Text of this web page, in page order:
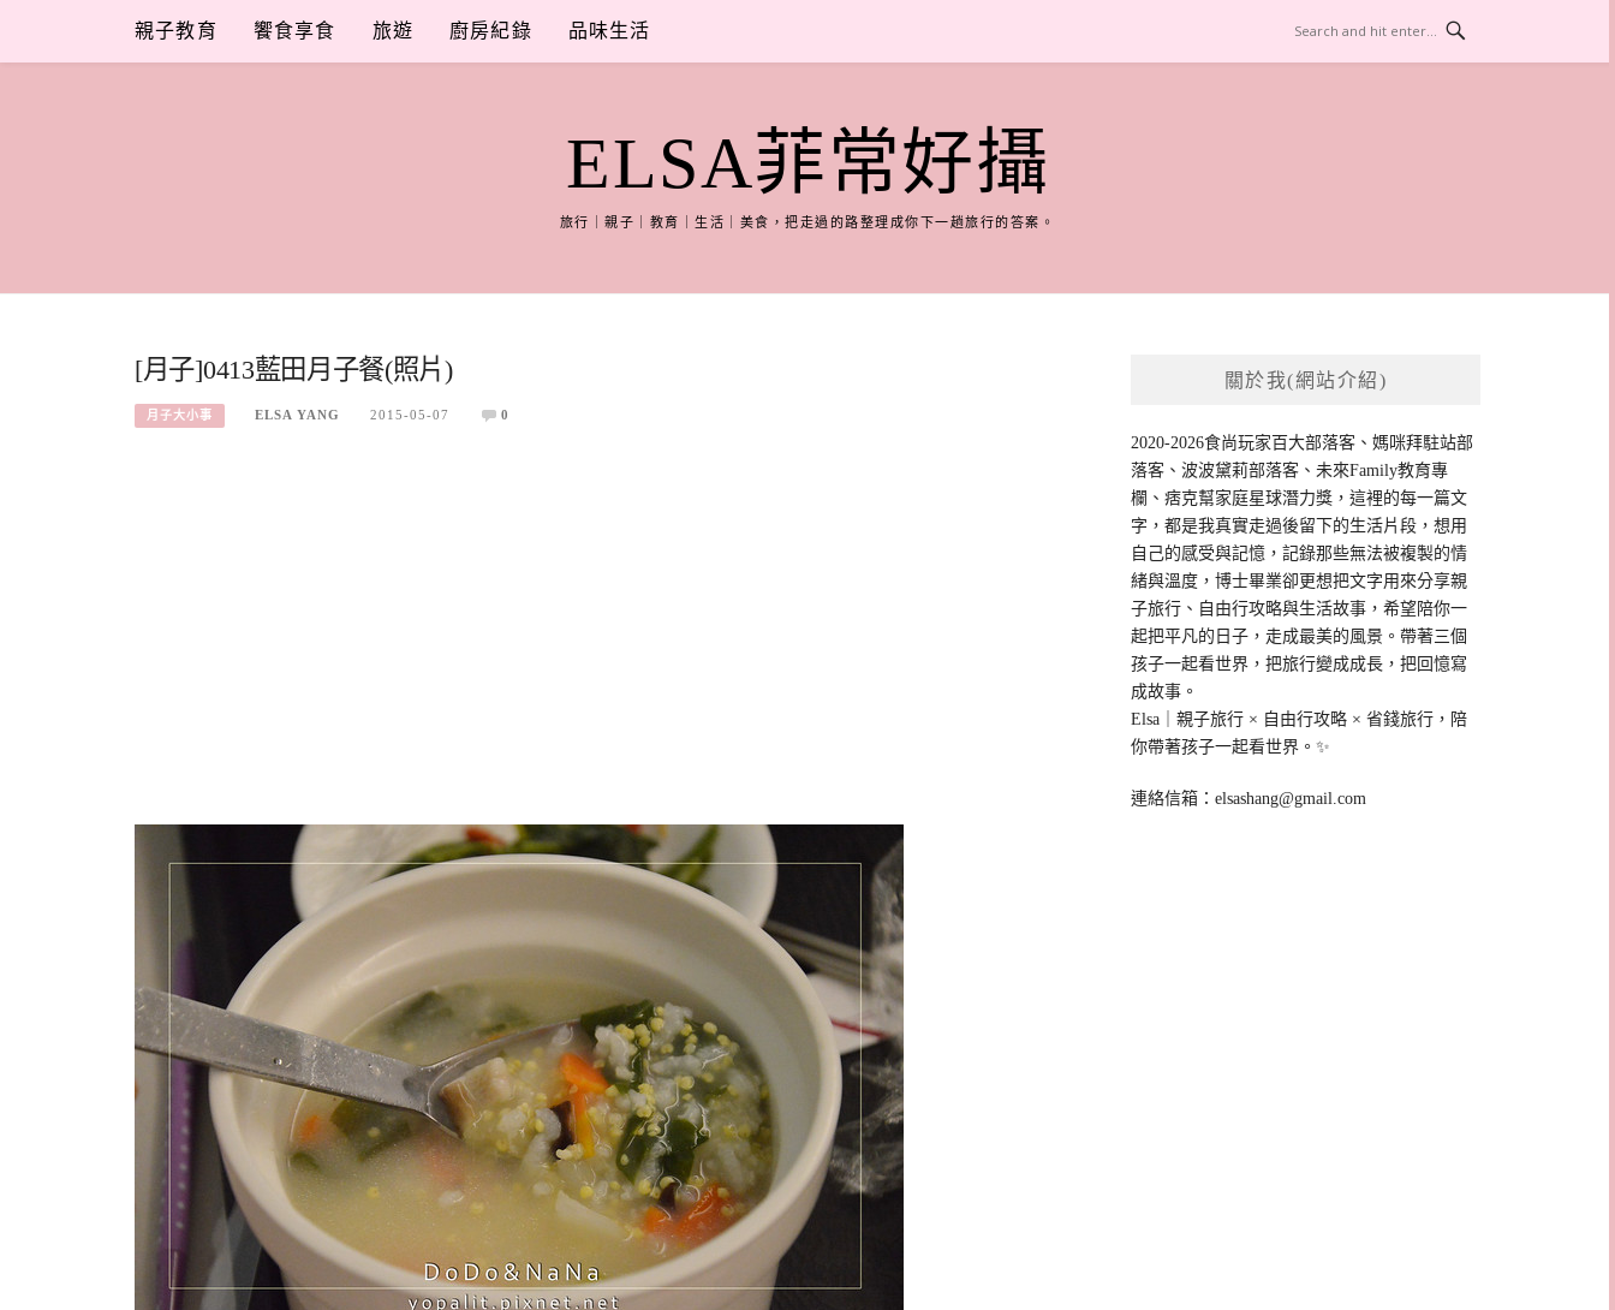
content
親子教育 饗食享食 旅遊 廚房紀錄 品味生活
ELSA菲常好攝
旅行｜親子｜教育｜生活｜美食，把走過的路整理成你下一趟旅行的答案。
[月子]0413藍田月子餐(照片)
月子大小事 ELSA YANG 2015-05-07 0
關於我(網站介紹)
2020-2026食尚玩家百大部落客、媽咪拜駐站部
落客、波波黛莉部落客、未來Family教育專
欄、痞克幫家庭星球潛力獎，這裡的每一篇文
字，都是我真實走過後留下的生活片段，想用
自己的感受與記憶，記錄那些無法被複製的情
緒與溫度，博士畢業卻更想把文字用來分享親
子旅行、自由行攻略與生活故事，希望陪你一
起把平凡的日子，走成最美的風景。帶著三個
孩子一起看世界，把旅行變成成長，把回憶寫
成故事。
Elsa｜親子旅行 × 自由行攻略 × 省錢旅行，陪
你帶著孩子一起看世界。✨
連絡信箱：elsashang@gmail.com